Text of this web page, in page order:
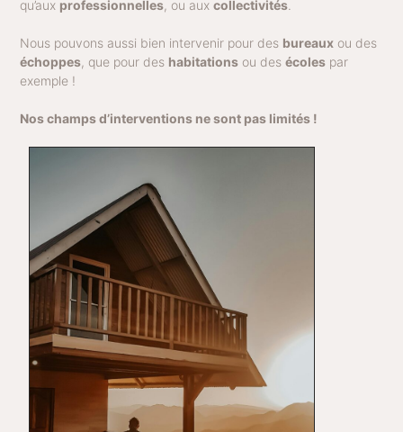
qu’aux professionnelles, ou auxcollectivités
Nous pouvons aussi bien intervenir pour des bureaux ou des
échoppes, que pour des habitations ou desécoles par
exemple !
Nos champs d’interventions ne sont pas limités !